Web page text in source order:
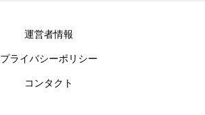
運営者情報
プライバシーポリシー
コンタクト